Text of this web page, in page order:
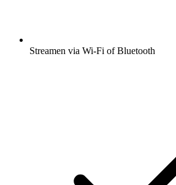
Streamen via Wi-Fi of Bluetooth